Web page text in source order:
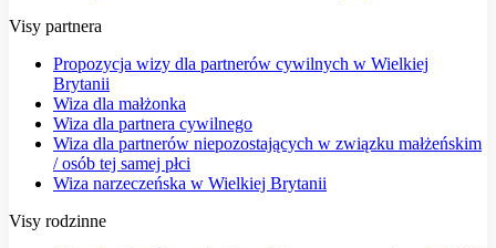
Visy partnera
Propozycja wizy dla partnerów cywilnych w Wielkiej
Brytanii
Wiza dla małżonka
Wiza dla partnera cywilnego
Wiza dla partnerów niepozostających w związku małżeńskim
/ osób tej samej płci
Wiza narzeczeńska w Wielkiej Brytanii
Visy rodzinne